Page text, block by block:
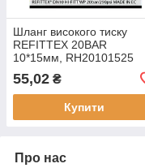
Шланг високого тиску
REFITTEX 20BAR
10*15мм, RH20101525
55,02 ₴
Купити
Про нас